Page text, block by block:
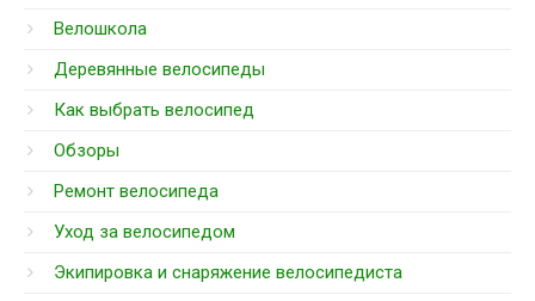
Велошкола
Деревянные велосипеды
Как выбрать велосипед
Обзоры
Ремонт велосипеда
Уход за велосипедом
Экипировка и снаряжение велосипедиста